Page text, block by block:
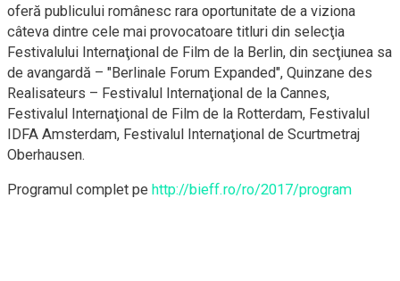
oferă publicului românesc rara oportunitate de a viziona
câteva dintre cele mai provocatoare titluri din selecţia
Festivalului Internaţional de Film de la Berlin, din secţiunea sa
de avangardă – "Berlinale Forum Expanded", Quinzane des
Realisateurs – Festivalul Internaţional de la Cannes,
Festivalul Internaţional de Film de la Rotterdam, Festivalul
IDFA Amsterdam, Festivalul Internaţional de Scurtmetraj
Oberhausen.
Programul complet pe http://bieff.ro/ro/2017/program